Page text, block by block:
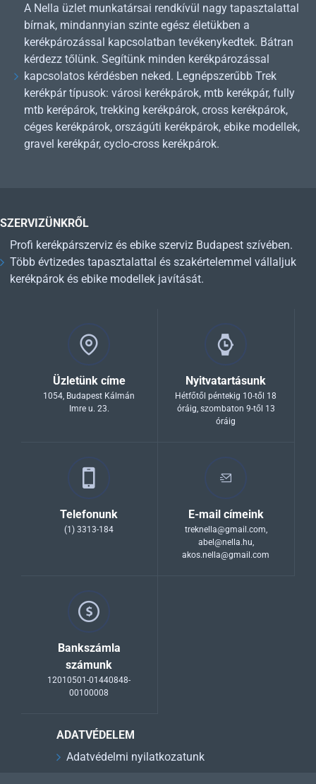
A Nella üzlet munkatársai rendkívül nagy tapasztalattal
bírnak, mindannyian szinte egész életükben a
kerékpározással kapcsolatban tevékenykedtek. Bátran
kérdezz tőlünk. Segítünk minden kerékpározással
kapcsolatos kérdésben neked. Legnépszerűbb Trek
kerékpár típusok: városi kerékpárok, mtb kerékpár, fully
mtb kerépárok, trekking kerékpárok, cross kerékpárok,
céges kerékpárok, országúti kerékpárok, ebike modellek,
gravel kerékpár, cyclo-cross kerékpárok.
SZERVIZÜNKRŐL
Profi kerékpárszerviz és ebike szerviz Budapest szívében.
Több évtizedes tapasztalattal és szakértelemmel vállaljuk
kerékpárok és ebike modellek javítását.
Üzletünk címe
1054, Budapest Kálmán
Imre u. 23.
Nyitvatartásunk
Hétfőtől péntekig 10-től 18
óráig, szombaton 9-től 13
óráig
Telefonunk
(1) 3313-184
E-mail címeink
treknella@gmail.com,
abel@nella.hu,
akos.nella@gmail.com
Bankszámla
számunk
12010501-01440848-
00100008
ADATVÉDELEM
Adatvédelmi nyilatkozatunk